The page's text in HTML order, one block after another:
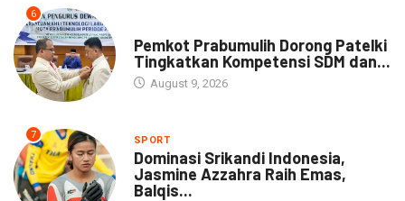
6
Pemkot Prabumulih Dorong Patelki
Tingkatkan Kompetensi SDM dan...
August 9, 2026
7 SPORT
Dominasi Srikandi Indonesia,
Jasmine Azzahra Raih Emas,
Balqis...